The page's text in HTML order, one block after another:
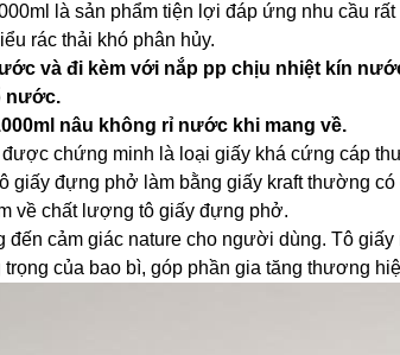
là sản phẩm tiện lợi đáp ứng nhu cầu
rác thải khó phân hủy.
và đi kèm với nắp pp chịu nhiệt kín
nước.
nâu không rỉ nước khi mang về.
chứng minh là loại giấy khá cứng cáp
giấy đựng phở làm bằng giấy kraft thường
về chất lượng tô giấy đựng phở.
cảm giác nature cho người dùng. Tô
của bao bì, góp phần gia tăng thương